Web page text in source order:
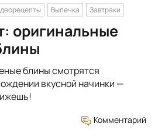
Выпечка Завтраки
оригинальные
блины смотрятся
вкусной начинки —
Комментарий